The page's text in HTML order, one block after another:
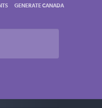
GENERATE CANADA